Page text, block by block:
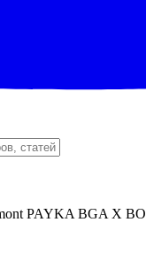
PAYKA BGA X